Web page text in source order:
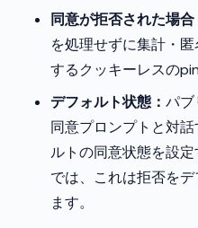
同意が拒否された場合
を処理せずに集計・
するクッキーレスの
デフォルト状態： パブ
同意プロンプトと対
ルトの同意状態を設
では、これは拒否を
ます。